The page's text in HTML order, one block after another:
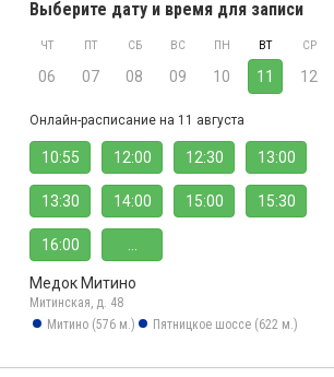
Выберите дату и время для записи
ЧТ
06
ПТ
07
СБ
08
ВС
09
ПН
10
ВТ
11
СР
12
Онлайн-расписание на 11 августа
10:55 12:00 12:30 13:00
13:30 14:00 15:00 15:30
16:00
Медок Митино
Митинская, д. 48
Митино (576 м.)
Пятницкое шоссе (622 м.)